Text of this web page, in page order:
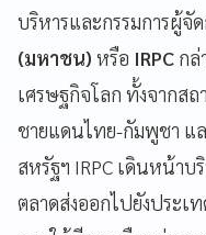
บริหารและกรรมการผู้จั
(มหาชน) หรือ IRPC กล่
เศรษฐกิจโลก ทั้งจากส
ชายแดนไทย-กัมพูชา แ
สหรัฐฯ IRPC เดินหน้าบ
ตลาดส่งออกไปยังประเ